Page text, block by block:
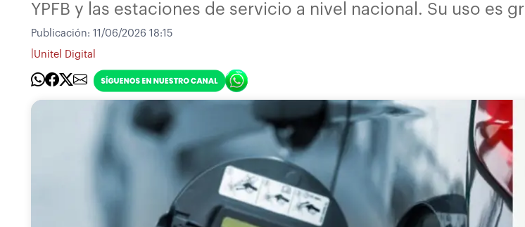
YPFB y las estaciones de servicio a nivel nacional. Su uso es
Publicación: 11/06/2026 18:15
Unitel Digital